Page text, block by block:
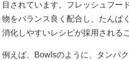
目されています。フレッシュフー
物をバランス良く配合し、たんぱ
消化しやすいレシピが採用される
例えば、Bowlsのように、タンパ